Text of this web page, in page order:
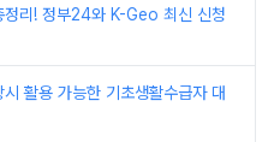
정리! 정부24와 K-Geo 최신 신청
활용 가능한 기초생활수급자 대